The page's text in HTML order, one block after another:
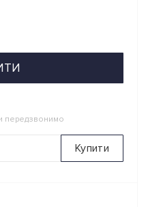
передзвонимо
Купити